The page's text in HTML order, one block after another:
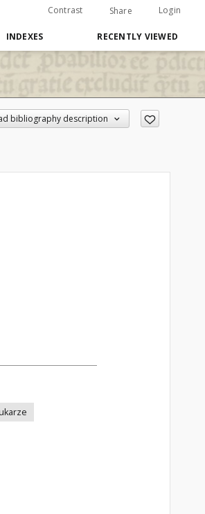
Contrast Share Login
INDEXES RECENTLY VIEWED
bibliography description